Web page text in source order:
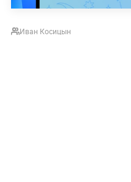
Иван Косицын